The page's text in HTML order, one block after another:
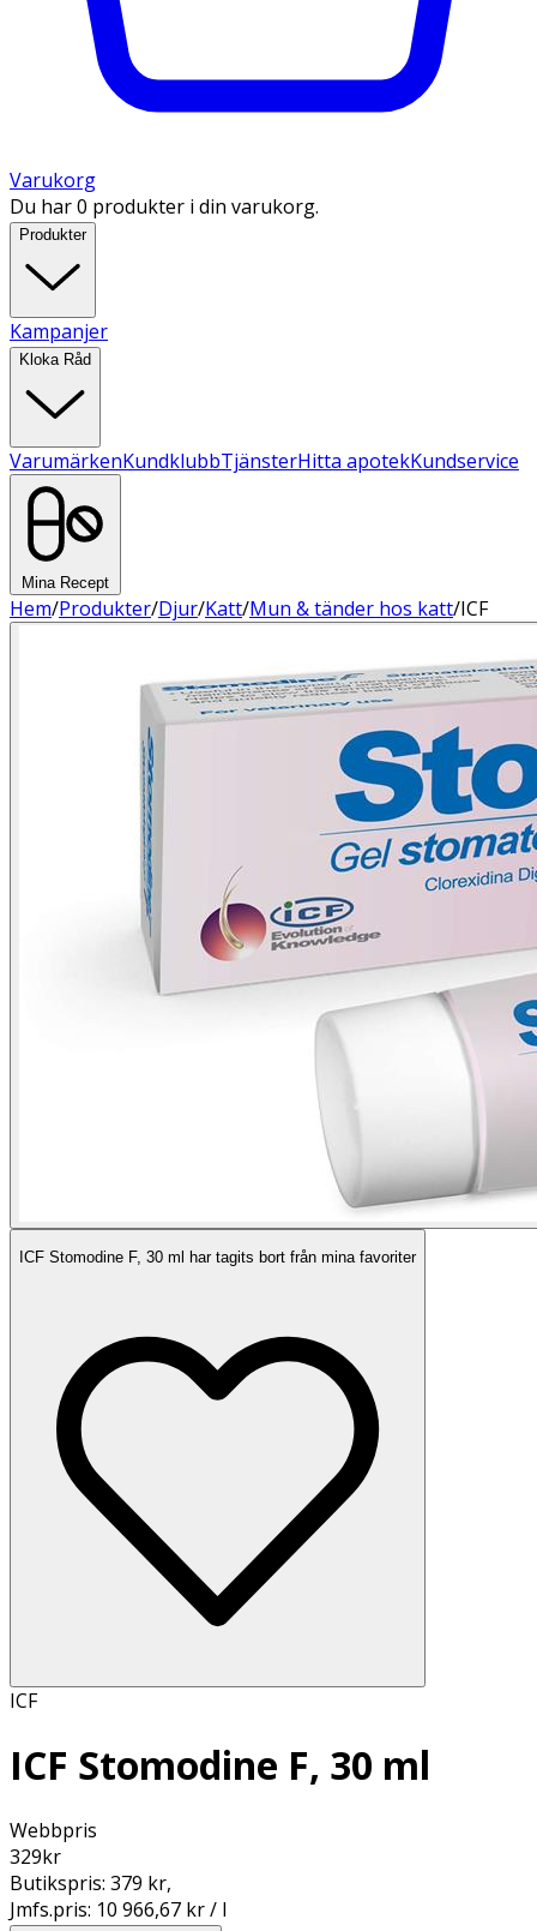
Varukorg
Du har 0 produkter i din varukorg.
Produkter
Kampanjer
Kloka Råd
VarumärkenKundklubbTjänsterHitta apotekKundservice
Mina Recept
Hem/Produkter/Djur/Katt/Mun & tänder hos katt/ICF
ICF Stomodine F, 30 ml har tagits bort från mina favoriter
ICF
ICF Stomodine F, 30 ml
Webbpris
329kr
Butikspris: 379 kr,
Jmfs.pris: 10 966,67 kr / l